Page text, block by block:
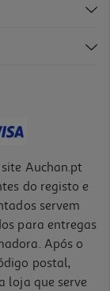
Auchan.pt
do registo e
servem
para entregas
Após o
postal,
loja que serve